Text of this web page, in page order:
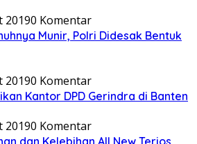
20190 Komentar
Munir, Polri Didesak Bentuk
20190 Komentar
Kantor DPD Gerindra di Banten
20190 Komentar
dan Kelebihan All New Terios